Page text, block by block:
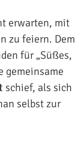
erwarten, mit
zu feiern. Dem
für „Süßes,
gemeinsame
schief, als sich
selbst zur